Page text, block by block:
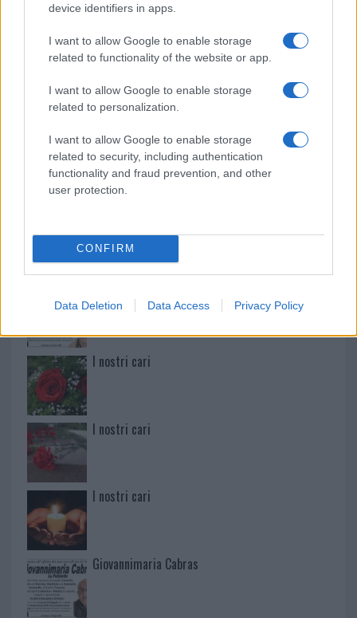
device identifiers in apps.
I want to allow Google to enable storage
related to functionality of the website or app.
I want to allow Google to enable storage
related to personalization.
I want to allow Google to enable storage
related to security, including authentication
functionality and fraud prevention, and other
user protection.
CONFIRM
Data Deletion Data Access Privacy Policy
NECROLOGIE
Mario Malu
I nostri cari
I nostri cari
I nostri cari
Giovannimaria Cabras